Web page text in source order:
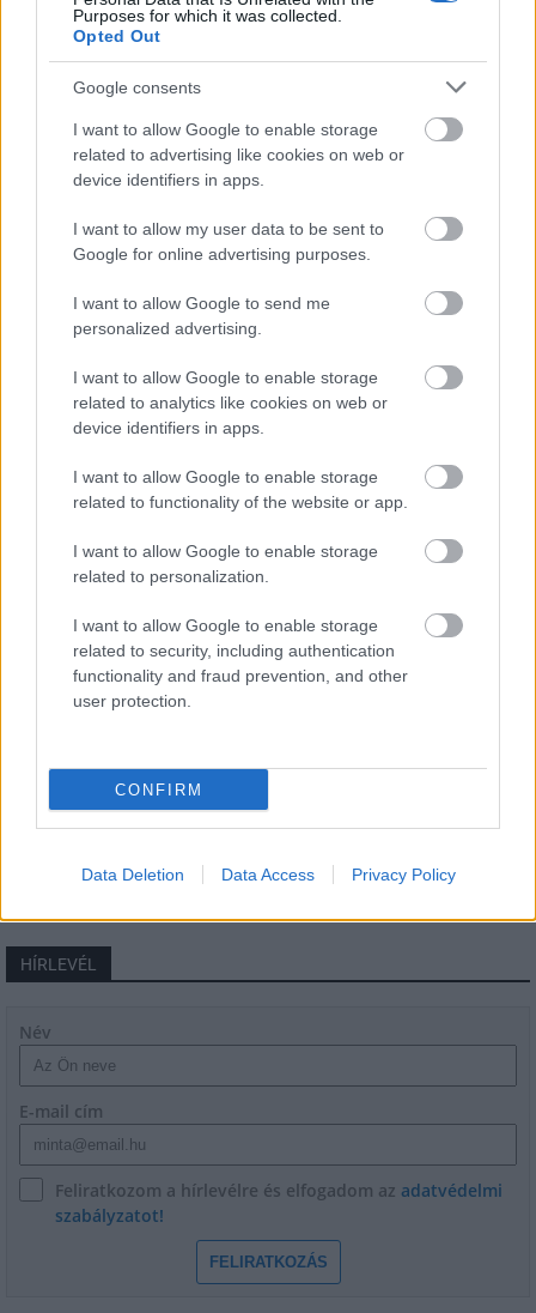
Purposes for which it was collected.
Opted Out
Google consents
I want to allow Google to enable storage
related to advertising like cookies on web or
device identifiers in apps.
I want to allow my user data to be sent to
Google for online advertising purposes.
I want to allow Google to send me
personalized advertising.
I want to allow Google to enable storage
related to analytics like cookies on web or
device identifiers in apps.
I want to allow Google to enable storage
related to functionality of the website or app.
I want to allow Google to enable storage
related to personalization.
I want to allow Google to enable storage
related to security, including authentication
functionality and fraud prevention, and other
user protection.
CONFIRM
Data Deletion Data Access Privacy Policy
műemlék
megújul a tatai Angolkert
A projekt részeként megújulnak a területen található
műemlékek, köztük a különleges Műromok, valamint a közeli
Várkanyarban álló Nepomuki Szent János híd és szobor is.
M1 bővítés: már zajlik a teljesen új
Bicske Kelet csomópont építése
Új gyalogosátkelők és jelzőlámpás
Másfélszeresére bővítik
Hódmezővásárhely jó hírű református
iskoláját
Látványos építési szakasz indult be a
Flórián téri felüljárón
HÍRLEVÉL
Név
E-mail cím
Feliratkozom a hírlevélre és elfogadom az adatvédelmi
szabályzatot!
FELIRATKOZÁS